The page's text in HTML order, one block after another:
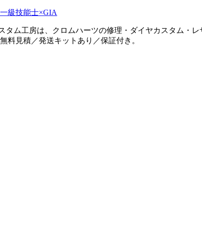
ム工房は、クロムハーツの修理・ダイヤカスタム・
料見積／発送キットあり／保証付き。